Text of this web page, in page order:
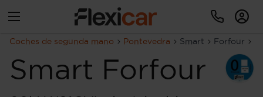
Coches de segunda mano Pontevedra Smart Forfour
Smart Forfour